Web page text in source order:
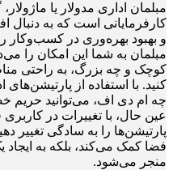
مبلمان اداری مدولار یا
کارفرمایانی است که به
و بهبود بهره‌وری در کسب‌وکار
مبلمان به شما این امکان را
کوچک و چه بزرگ، به راحتی
کنید. با استفاده از
چه ام دی اف، می‌توانید حریم
عین حال، با تغییرات در کاربری
پارتیشن‌ها را به سادگی تغییر
فضا کمک می‌کند، بلکه به ایجاد
منجر می‌شود.